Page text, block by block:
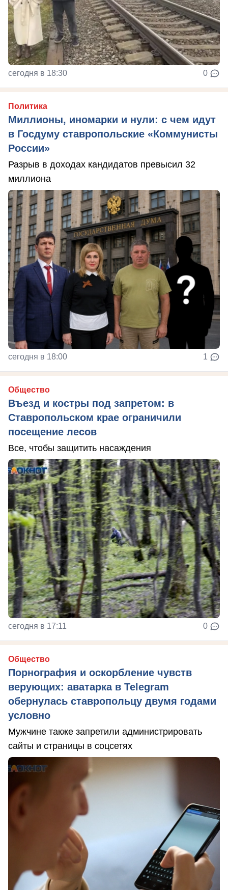
сегодня в 18:30 0
Политика
Миллионы, иномарки и нули: с чем идут
в Госдуму ставропольские «Коммунисты
России»
Разрыв в доходах кандидатов превысил 32
миллиона
сегодня в 18:00 1
Общество
Въезд и костры под запретом: в
Ставропольском крае ограничили
посещение лесов
Все, чтобы защитить насаждения
сегодня в 17:11 0
Общество
Порнография и оскорбление чувств
верующих: аватарка в Telegram
обернулась ставропольцу двумя годами
условно
Мужчине также запретили администрировать
сайты и страницы в соцсетях